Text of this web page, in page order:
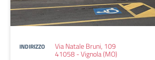
INDIRIZZO Via Natale Bruni, 109
41058 - Vignola (MO)